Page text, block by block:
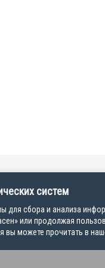
"ВМ", ИНН 7805824035
систем
сбора и анализа
или продолжая
вы можете прочитать в